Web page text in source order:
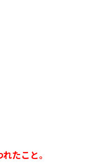
たこと。